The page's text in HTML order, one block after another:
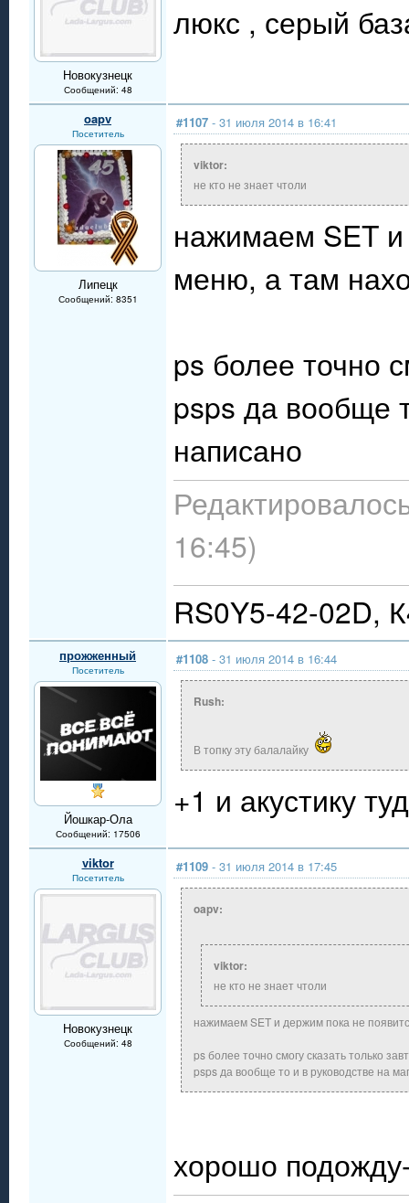
Новокузнецк
Сообщений: 48
люкс ,
oapv
Посетитель
Липецк
Сообщений: 8351
#1107 - 31 июля 2014 в 16:41
viktor:
не кто не знает чтоли
нажимаем SET
меню, а там
ps более точно
psps да вообще
написано
16:45)
RS0Y5-42-02D,
прожженный
Посетитель
Йошкар-Ола
Сообщений: 17506
#1108 - 31 июля 2014 в 16:44
Rush:
В топку эту балалайку
+1 и акустику
viktor
Посетитель
Новокузнецк
Сообщений: 48
#1109 - 31 июля 2014 в 17:45
oapv:
viktor:
не кто не знает чтоли
нажимаем SET и держим пока не
ps более точно смогу сказать только
psps да вообще то и в руководстве на
хорошо